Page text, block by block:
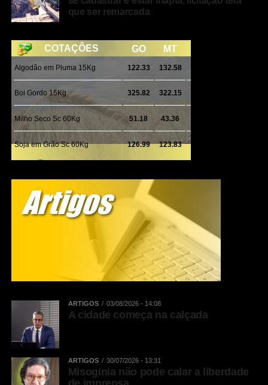
que ser remarcada
ARTIGOS 03/08/2026 - 14:08
A cidade começa na calçada
ARTIGOS 30/07/2026 - 13:31
Misoginia não pode calar a liberdade